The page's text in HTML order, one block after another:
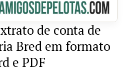
de conta de
Bred em formato
e PDF